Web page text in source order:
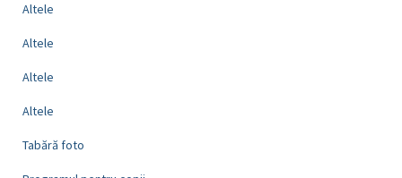
Altele
Altele
Altele
Altele
Tabără foto